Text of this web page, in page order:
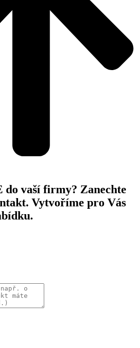
do vaší firmy? Zanechte
Vytvoříme pro Vás